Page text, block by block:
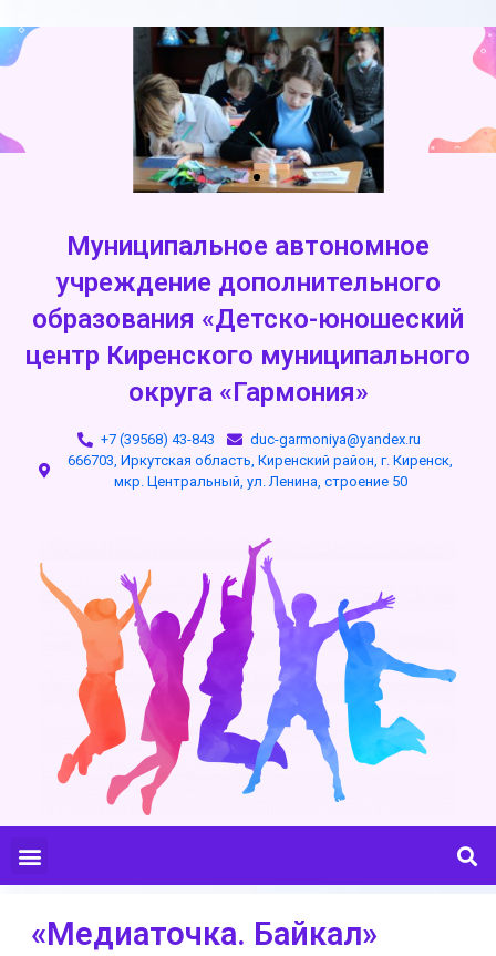
Муниципальное автономное
учреждение дополнительного
образования «Детско-юношеский
центр Киренского муниципального
округа «Гармония»
+7 (39568) 43-843
duc-garmoniya@yandex.ru
666703, Иркутская область, Киренский район, г. Киренск,
мкр. Центральный, ул. Ленина, строение 50
«Медиаточка. Байкал»